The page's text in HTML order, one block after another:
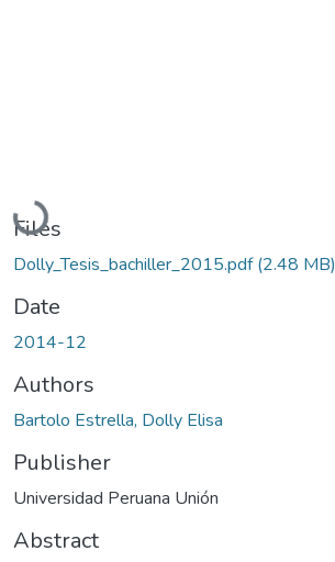
Loading...
Files
Dolly_Tesis_bachiller_2015.pdf(2.48 MB)
Date
2014-12
Authors
Bartolo Estrella, Dolly Elisa
Publisher
Universidad Peruana Unión
Abstract